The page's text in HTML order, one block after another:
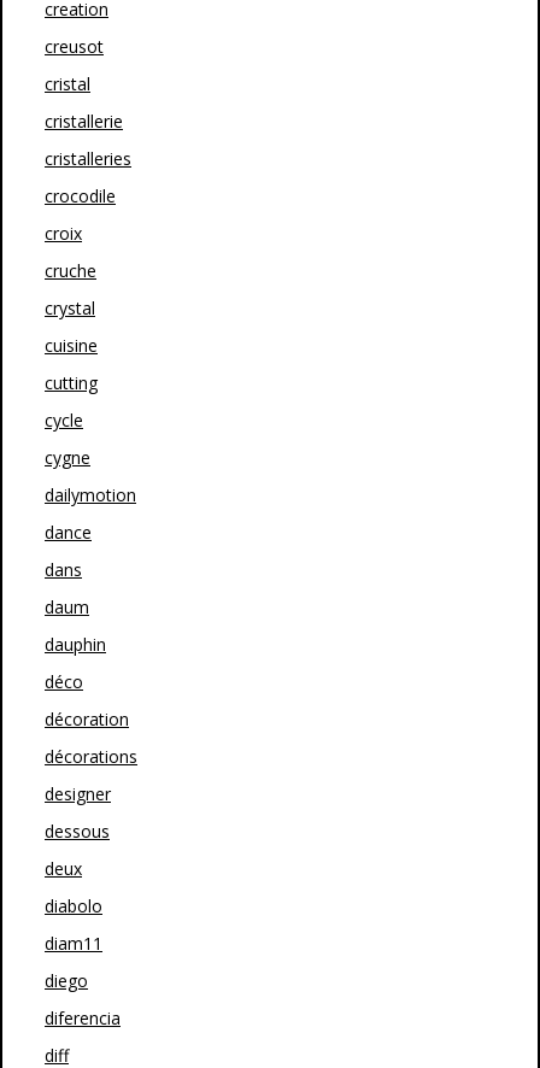
creation
creusot
cristal
cristallerie
cristalleries
crocodile
croix
cruche
crystal
cuisine
cutting
cycle
cygne
dailymotion
dance
dans
daum
dauphin
déco
décoration
décorations
designer
dessous
deux
diabolo
diam11
diego
diferencia
diff